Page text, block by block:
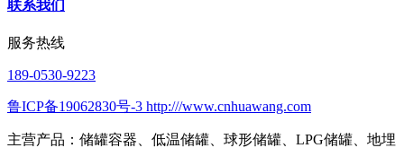
联系我们
服务热线
189-0530-9223
鲁ICP备19062830号-3 http:///www.cnhuawang.com
主营产品：储罐容器、低温储罐、球形储罐、LPG储罐、地埋